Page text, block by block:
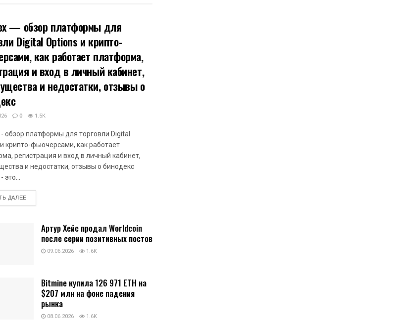
— обзор платформы для
Digital Options и крипто-
как работает платформа,
и вход в личный кабинет,
и недостатки, отзывы о
0 1.5K
- обзор платформы для торговли Digital
крипто-фьючерсами, как работает
регистрация и вход в личный кабинет,
и недостатки, отзывы о бинодекс
это...
ДАЛЕЕDETAILS
Артур Хейс продал Worldcoin
после серии позитивных постов
09.06.2026 1.6K
Bitmine купила 126 971 ETH на
$207 млн на фоне падения
рынка
08.06.2026 1.6K